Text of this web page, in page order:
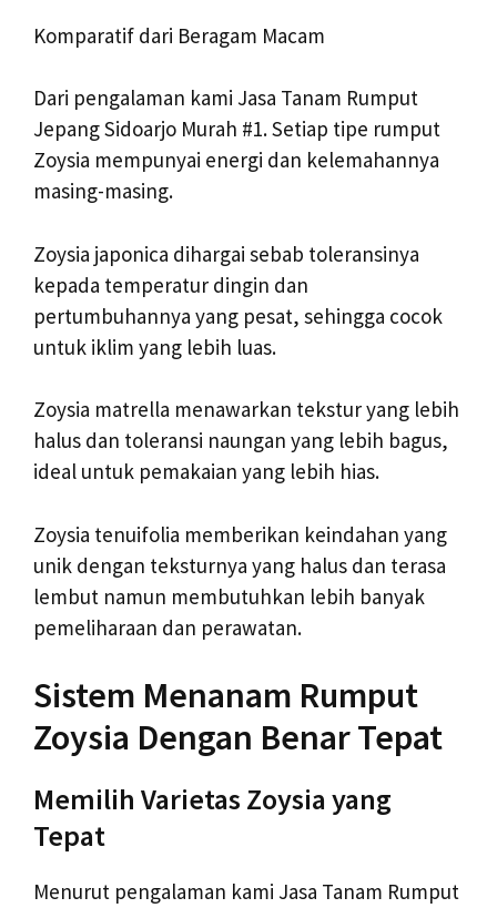
Komparatif dari Beragam Macam
Dari pengalaman kami Jasa Tanam Rumput
Jepang Sidoarjo Murah #1. Setiap tipe rumput
Zoysia mempunyai energi dan kelemahannya
masing-masing.
Zoysia japonica dihargai sebab toleransinya
kepada temperatur dingin dan
pertumbuhannya yang pesat, sehingga cocok
untuk iklim yang lebih luas.
Zoysia matrella menawarkan tekstur yang lebih
halus dan toleransi naungan yang lebih bagus,
ideal untuk pemakaian yang lebih hias.
Zoysia tenuifolia memberikan keindahan yang
unik dengan teksturnya yang halus dan terasa
lembut namun membutuhkan lebih banyak
pemeliharaan dan perawatan.
Sistem Menanam Rumput
Zoysia Dengan Benar Tepat
Memilih Varietas Zoysia yang
Tepat
Menurut pengalaman kami Jasa Tanam Rumput